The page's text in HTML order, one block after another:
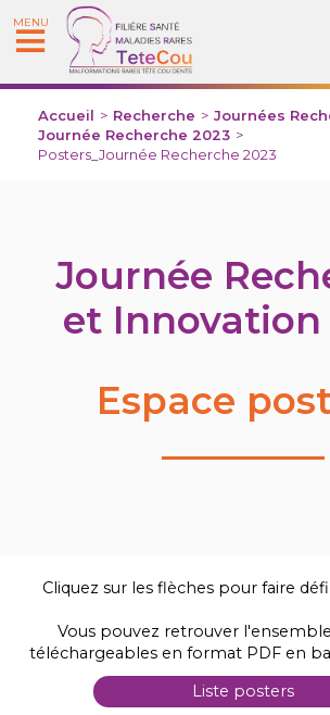
MENU
Accueil > Recherche > Journées
Journée Recherche 2023 >
Posters_Journée Recherche 2023
Journée
et Innovation
Espace
Cliquez sur les flèches pour faire
Vous pouvez retrouver
téléchargeables en format PDF en
Liste posters